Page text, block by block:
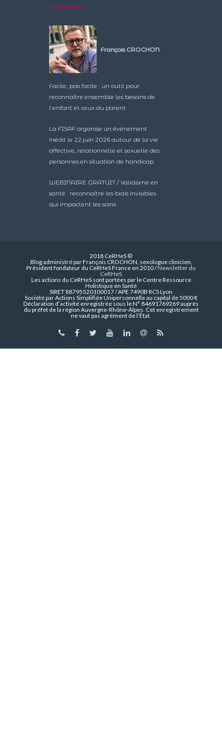
François CROCHON
Facile, pas facile : un outil pour
reconnaître ensemble les besoins de
l’enfant et ceux du parent
La FISAF organise un événement
inédit le 22 juin 2026 autour de la vie
affective, relationnelle et sexuelle des
personnes en situation de handicap.
WEBINAIRE GRATUIT / Validisme en
santé : reconnaître les biais invisibles
qui impactent les soins
2018 CeRHeS ©
Blog administré par François CROCHON, sexologue clinicien,
Président fondateur du CeRHeS France en 2010 /Newsletter du
CeRHeS
Les actions du CeRHeS sont portées par le Centre Ressource
Holistique en Santé
SIRET 88795520100017 / APE 7490B RCS Lyon
Société par Actions Simplifiée Unipersonnelle au capital de 5000 €
Déclaration d’activité enregistrée sous le N° 84691769269 auprès
du préfet de la région Auvergne-Rhône-Alpes. Cet enregistrement
ne vaut pas agrément de l’État.